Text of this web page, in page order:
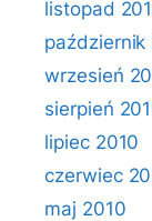
listopad
październik
wrzesień
sierpień
lipiec 2010
czerwiec
maj 2010